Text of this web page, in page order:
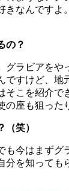
きなんですよ
の？
ラビアをや
ですけど、地
そこを紹介で
の座も狙った
笑）
今はまずグ
分を知っても